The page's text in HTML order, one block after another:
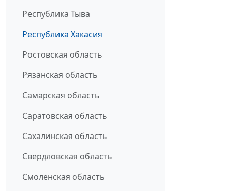
Республика Тыва
Республика Хакасия
Ростовская область
Рязанская область
Самарская область
Саратовская область
Сахалинская область
Свердловская область
Смоленская область